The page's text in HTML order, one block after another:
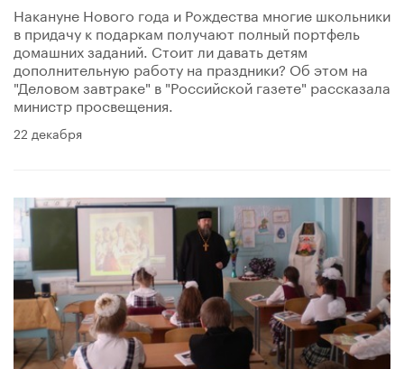
Накануне Нового года и Рождества многие школьники
в придачу к подаркам получают полный портфель
домашних заданий. Стоит ли давать детям
дополнительную работу на праздники? Об этом на
"Деловом завтраке" в "Российской газете" рассказала
министр просвещения.
22 декабря